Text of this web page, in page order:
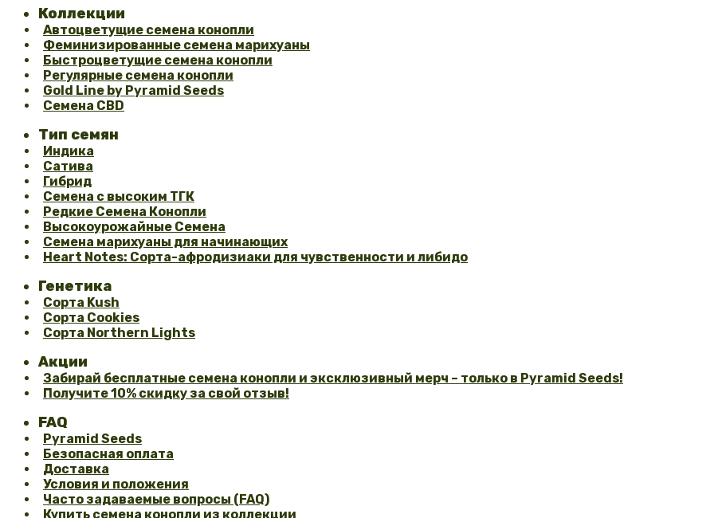
Коллекции
Автоцветущие семена конопли
Феминизированные семена марихуаны
Быстроцветущие семена конопли
Регулярные семена конопли
Gold Line by Pyramid Seeds
Семена CBD
Тип семян
Индика
Сатива
Гибрид
Семена с высоким ТГК
Редкие Семена Конопли
Высокоурожайные Семена
Семена марихуаны для начинающих
Heart Notes: Сорта-афродизиаки для чувственности и либидо
Генетика
Сорта Kush
Сорта Cookies
Сорта Northern Lights
Акции
Забирай бесплатные семена конопли и эксклюзивный мерч – только в Pyramid Seeds!
Получите 10% скидку за свой отзыв!
FAQ
Pyramid Seeds
Безопасная оплата
Доставка
Условия и положения
Часто задаваемые вопросы (FAQ)
Купить семена конопли из коллекции